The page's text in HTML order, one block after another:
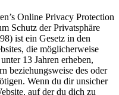
Online Privacy Protection
Schutz der Privatsphäre
ist ein Gesetz in den
die möglicherweise
13 Jahren erheben,
beziehungsweise des oder
Wenn du dir unsicher
auf der du dich zu